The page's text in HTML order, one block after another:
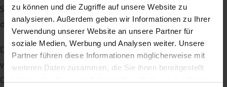
zu können und die Zugriffe auf unsere Website zu
analysieren. Außerdem geben wir Informationen zu Ihrer
Verwendung unserer Website an unsere Partner für
soziale Medien, Werbung und Analysen weiter. Unsere
Partner führen diese Informationen möglicherweise mit
weiteren Daten zusammen, die Sie ihnen bereitgestellt
Steueridentifikationsnummer, der Rentenbescheid oder
die Bescheinigung über das Kindergeld.
Damit Sie sich gut vorbereiten können und keinen der
vielen Nachweise vergessen, stellen wir Ihnen hier eine
Checkliste für Arbeitnehmer, Beamte, Auszubildende und